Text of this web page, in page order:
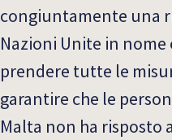
congiuntamente una
Nazioni Unite in
prendere tutte le
garantire che le
Malta non ha risposto